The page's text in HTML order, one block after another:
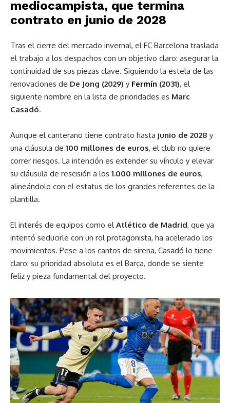
mediocampista, que termina
contrato en junio de 2028
Tras el cierre del mercado invernal, el FC Barcelona traslada
el trabajo a los despachos con un objetivo claro: asegurar la
continuidad de sus piezas clave. Siguiendo la estela de las
renovaciones de De Jong (2029) y Fermín (2031), el
siguiente nombre en la lista de prioridades es Marc
Casadó.
Aunque el canterano tiene contrato hasta junio de 2028 y
una cláusula de 100 millones de euros, el club no quiere
correr riesgos. La intención es extender su vínculo y elevar
su cláusula de rescisión a los 1.000 millones de euros,
alineándolo con el estatus de los grandes referentes de la
plantilla.
El interés de equipos como elAtlético de Madrid, que ya
intentó seducirle con un rol protagonista, ha acelerado los
movimientos. Pese a los cantos de sirena, Casadó lo tiene
claro: su prioridad absoluta es el Barça, donde se siente
feliz y pieza fundamental del proyecto.